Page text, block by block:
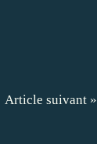
Article suivant »